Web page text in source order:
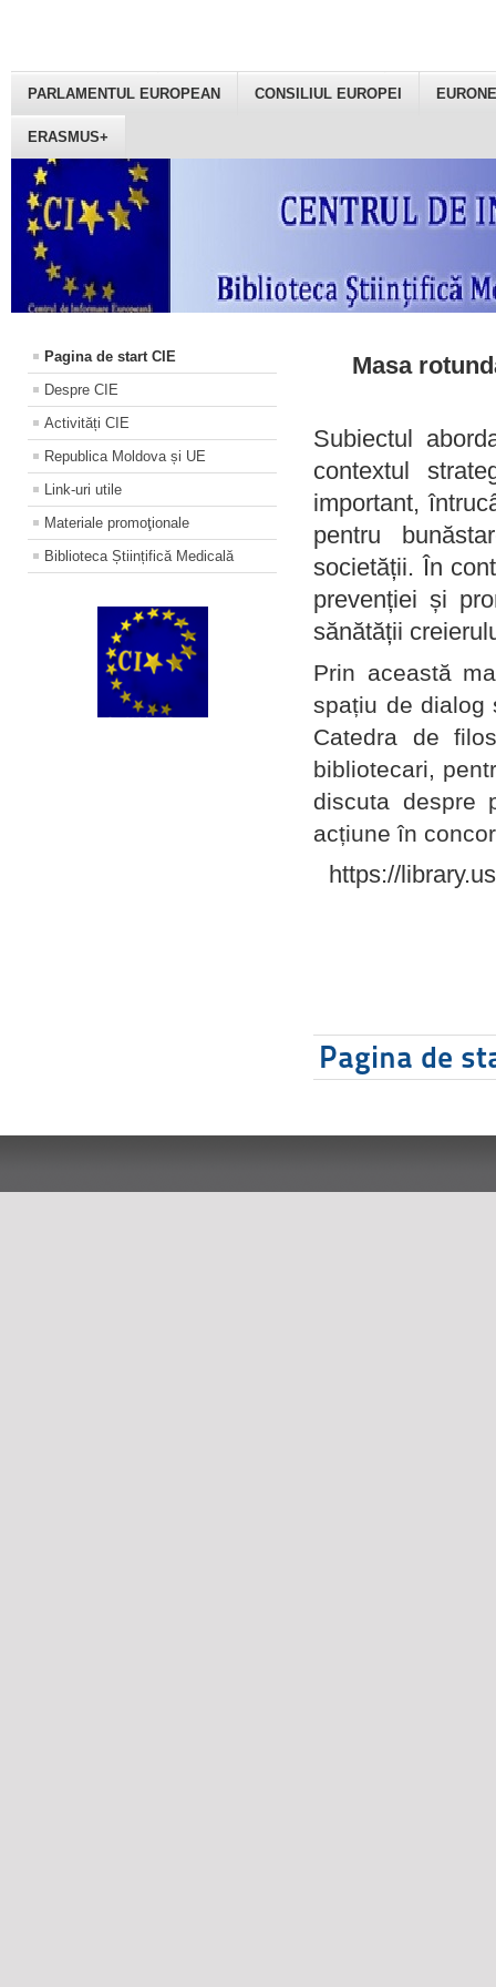
PARLAMENTUL EUROPEAN CONSILIUL EUROPEI
ERASMUS+
Pagina de start CIE
Despre CIE
Activități CIE
Republica Moldova și UE
Link-uri utile
Materiale promoţionale
Biblioteca Științifică Medicală
Masa
Subiectul
contextul
important,
pentru
societății. În
prevenției și
sănătății
Prin această
spațiu de dialog
Catedra de
bibliotecari,
discuta despre
acțiune în
https://
Pagina de